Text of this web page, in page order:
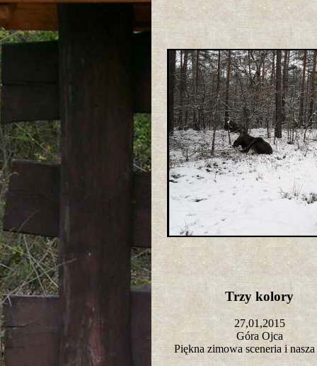
Trzy kolory
27,01,2015
Góra Ojca
Piękna zimowa sceneria i